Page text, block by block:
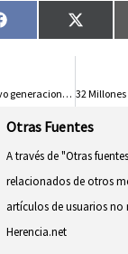
Compartir
en
Facebook
en
X
Salud animal, relevo generacional y regadío: las partidas de agricultura que más crecerán este año
Otras Fuentes
A través de "Otras
relacionados de otros
artículos de usuarios no
Herencia.net